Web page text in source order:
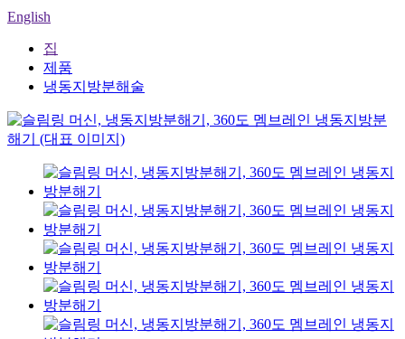
English
집
제품
냉동지방분해술